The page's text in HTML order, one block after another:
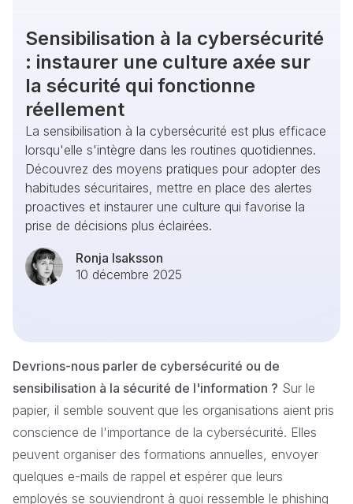
Sensibilisation à la cybersécurité
: instaurer une culture axée sur
la sécurité qui fonctionne
réellement
La sensibilisation à la cybersécurité est plus efficace
lorsqu'elle s'intègre dans les routines quotidiennes.
Découvrez des moyens pratiques pour adopter des
habitudes sécuritaires, mettre en place des alertes
proactives et instaurer une culture qui favorise la
prise de décisions plus éclairées.
Ronja Isaksson
10 décembre 2025
Devrions-nous parler de cybersécurité ou de
sensibilisation à la sécurité de l'information ? Sur le
papier, il semble souvent que les organisations aient pris
conscience de l'importance de la cybersécurité. Elles
peuvent organiser des formations annuelles, envoyer
quelques e-mails de rappel et espérer que leurs
employés se souviendront à quoi ressemble le phishing